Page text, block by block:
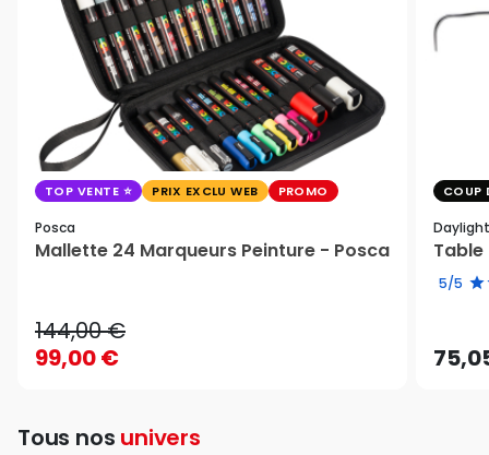
TOP VENTE PRIX EXCLU WEB PROMO
Posca
Mallette 24 Marqueurs Peinture - Posca
144,00 €
99,00 €
COUP
Daylight
Table
5/5
Tous nos univers